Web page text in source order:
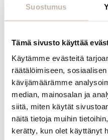
Suostumus
Tämä sivusto käyttää
Käytämme evästeitä
räätälöimiseen,
kävijämäärämme
median, mainosalan ja
siitä, miten käytät
näitä tietoja muihin
kerätty, kun olet käyttänyt